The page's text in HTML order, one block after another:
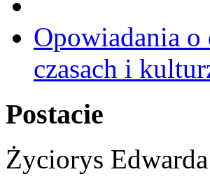
Opowiadania
czasach i
Postacie
Życiorys